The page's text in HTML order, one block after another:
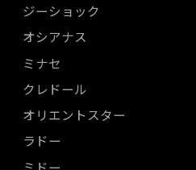
ジーショック
オシアナス
ミナセ
クレドール
オリエントスター
ラドー